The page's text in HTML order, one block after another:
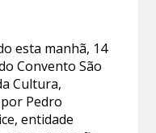
esta manhã, 14
Convento São
Cultura,
Pedro
entidade